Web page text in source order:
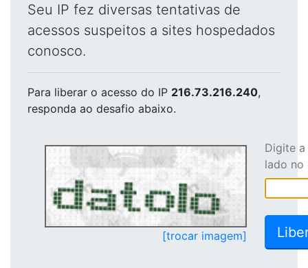
Seu IP fez diversas tentativas de
acessos suspeitos a sites hospedados
conosco.
Para liberar o acesso do IP 216.73.216.240,
responda ao desafio abaixo.
[trocar imagem]
Digite
lado no